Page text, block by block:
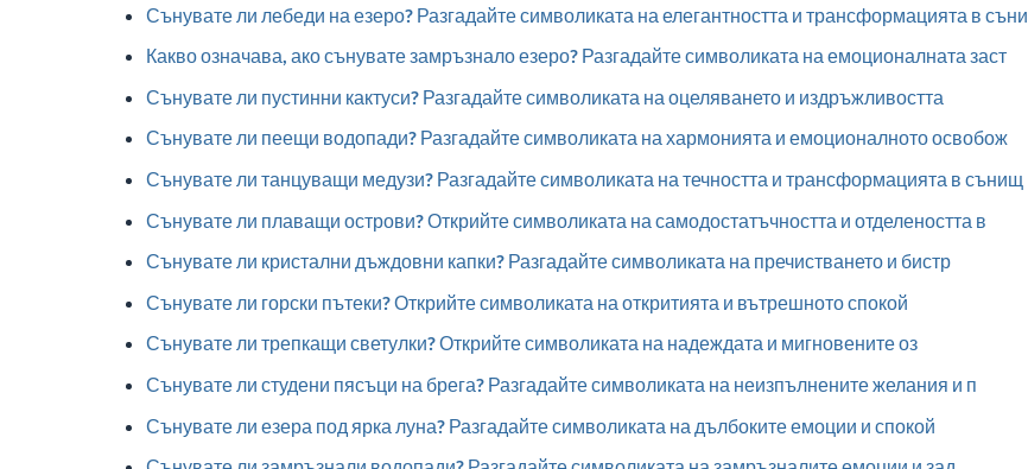
Сънувате ли лебеди на езеро? Разгадайте символиката на елегантността и трансформацията в съни
Какво означава, ако сънувате замръзнало езеро? Разгадайте символиката на емоционалната заст
Сънувате ли пустинни кактуси? Разгадайте символиката на оцеляването и издръжливостта
Сънувате ли пеещи водопади? Разгадайте символиката на хармонията и емоционалното освобож
Сънувате ли танцуващи медузи? Разгадайте символиката на течността и трансформацията в сънищ
Сънувате ли плаващи острови? Открийте символиката на самодостатъчността и отделеността в
Сънувате ли кристални дъждовни капки? Разгадайте символиката на пречистването и бистр
Сънувате ли горски пътеки? Открийте символиката на откритията и вътрешното спокой
Сънувате ли трепкащи светулки? Открийте символиката на надеждата и мигновените оз
Сънувате ли студени пясъци на брега? Разгадайте символиката на неизпълнените желания и п
Сънувате ли езера под ярка луна? Разгадайте символиката на дълбоките емоции и спокой